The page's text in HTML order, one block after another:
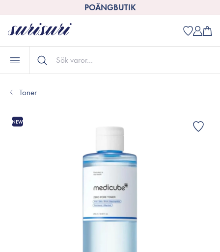
POÄNGBUTIK
Toner
NEW